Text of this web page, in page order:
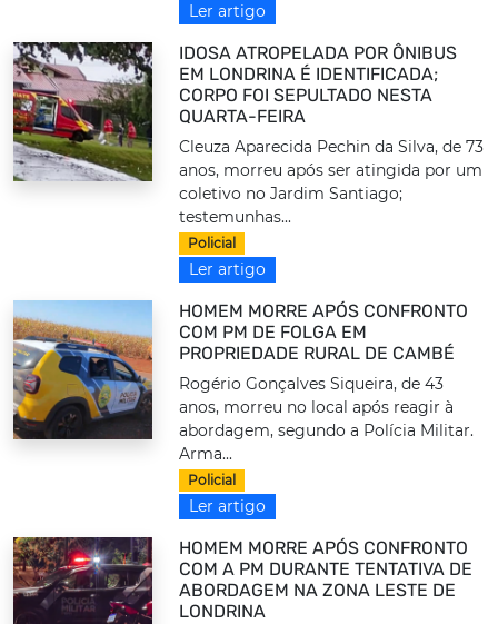
Ler artigo
IDOSA ATROPELADA POR ÔNIBUS
EM LONDRINA É IDENTIFICADA;
CORPO FOI SEPULTADO NESTA
QUARTA-FEIRA
Cleuza Aparecida Pechin da Silva, de 73
anos, morreu após ser atingida por um
coletivo no Jardim Santiago;
testemunhas...
Policial
Ler artigo
HOMEM MORRE APÓS CONFRONTO
COM PM DE FOLGA EM
PROPRIEDADE RURAL DE CAMBÉ
Rogério Gonçalves Siqueira, de 43
anos, morreu no local após reagir à
abordagem, segundo a Polícia Militar.
Arma...
Policial
Ler artigo
HOMEM MORRE APÓS CONFRONTO
COM A PM DURANTE TENTATIVA DE
ABORDAGEM NA ZONA LESTE DE
LONDRINA